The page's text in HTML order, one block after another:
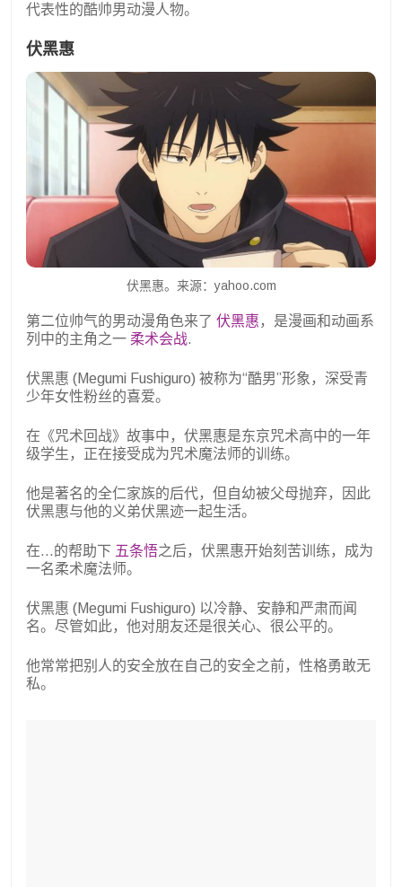
代表性的酷帅男动漫人物。
伏黑惠
伏黑惠。来源：yahoo.com
第二位帅气的男动漫角色来了 伏黑惠 ，是漫画和动画系
列中的主角之一 柔术会战.
伏黑惠 (Megumi Fushiguro) 被称为“酷男”形象，深受青
少年女性粉丝的喜爱。
在《咒术回战》故事中，伏黑惠是东京咒术高中的一年
级学生，正在接受成为咒术魔法师的训练。
他是著名的全仁家族的后代，但自幼被父母抛弃，因此
伏黑惠与他的义弟伏黑迹一起生活。
在...的帮助下 五条悟之后，伏黑惠开始刻苦训练，成为
一名柔术魔法师。
伏黑惠 (Megumi Fushiguro) 以冷静、安静和严肃而闻
名。尽管如此，他对朋友还是很关心、很公平的。
他常常把别人的安全放在自己的安全之前，性格勇敢无
私。